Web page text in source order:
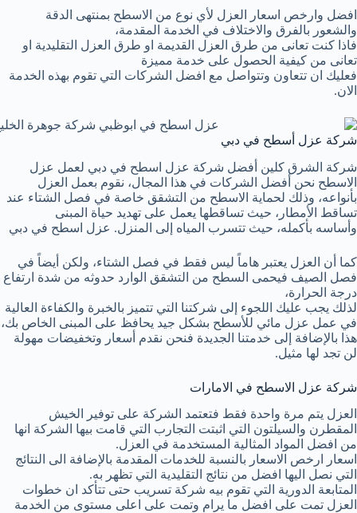
افضل وارخص اسعار العزل لأي نوع من الاسطح بمنتهى الدقة
والشعور بالفرق والاختلاف في الخدمة المقدمة،
فاذا كنت تعانى من طرق العزل القديمة او طرق العزل التقليدية او
تعانى من كيفية الحصول على خدمة مميزة
فعليك ان تتعاون وتتواصل مع افضل الشركات التي تقوم بهذه الخدمة
الان.
شركة عزل أسطح في دبي
شركة الشرق كلين أفضل شركة عزل اسطح في دبي لعمل عزل
الاسطح نحن أفضل الشركات في هذا المجال، نقوم بعمل العزل
بأنواعه، وذلك لحماية الاسطح من التشقق خاصة في فصل الشتاء عند
تساقط الأمطار، حيث تساقطها يعمل على تهديد حياة المبنى
وأساسه بأكمله، حيث تتسرب المياه إلى المنزل. عزل اسطح في دبي
كما أن العزل يعتبر هاماً ليس فقط في فصل الشتاء، ولكن أيضاً في
فصل الصيف فيحمى السطح من التشقق الوارد حدوثه من شدة ارتفاع
درجة الحرارة،
لذلك يجب عليك اللجوء إلى شركتنا التي تتميز بالخبرة والكفاءة العالية
في عمل عزل مائي للأسطح بشكل جيد يحافظ على المبنى الخاص بك،
هذا بالإضافة إلى خدمتنا الجديدة فنحن نقدم أسعار وتخفيضات مهولة
لن تجد لها مثيل.
شركة عزل الاسطح في الامارات
العزل يتم مرة واحدة فقط فتعتمد الشركة على توفير الخيش
المقطرن والسيلتون التي اثبتت التجارب التي قامت بيها الشركة انها
من افضل المواد المثالية المستخدمة في العزل.
اسعار ارخص الاسعار بالنسبة للخدمات المقدمة بالإضافة الى النتائج
التي نصل اليها افضل من نتائج التقليدية التي تظهر به.
المتابعة الدورية التي تقوم بيه شركة تسريب حتى تتأكد ان خطوات
العزل تمت على افضل ما يرام وتمت على اعلى مستوى من الخدمة